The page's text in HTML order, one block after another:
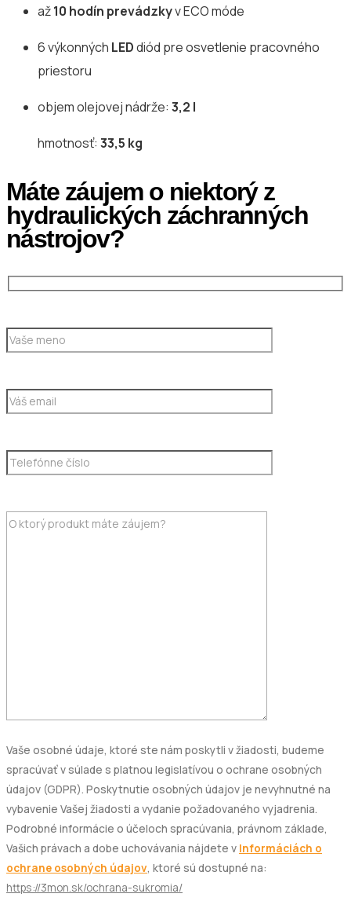
až10 hodín prevádzkyv ECO móde
6 výkonných LEDdiód pre osvetlenie pracovného
priestoru
objem olejovej nádrže: 3,2 l
hmotnosť: 33,5 kg
Máte záujem o niektorý z
hydraulických záchranných
nástrojov?
Vaše osobné údaje, ktoré ste nám poskytli v žiadosti, budeme
spracúvať v súlade s platnou legislatívou o ochrane osobných
údajov (GDPR). Poskytnutie osobných údajov je nevyhnutné na
vybavenie Vašej žiadosti a vydanie požadovaného vyjadrenia.
Podrobné informácie o účeloch spracúvania, právnom základe,
Vašich právach a dobe uchovávania nájdete v Informáciách o
ochrane osobných údajov, ktoré sú dostupné na:
https://3mon.sk/ochrana-sukromia/